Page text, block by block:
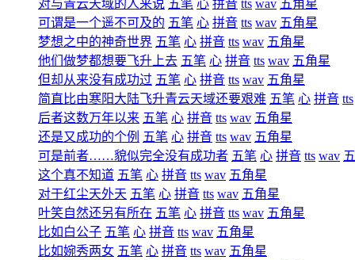
对与青云天域的人来说 五笔 心 拼音 tts wav 五角星
可谓是一个遥不可及的 五笔 心 拼音 tts wav 五角星
梦想之中的神奇世界 五笔 心 拼音 tts wav 五角星
他们做梦都想要飞升上去 五笔 心 拼音 tts wav 五角星
但却从来没有成功过 五笔 心 拼音 tts wav 五角星
简直比由寒阳大陆飞升青云天域还要艰难 五笔 心 拼音 tts
后者这数万年以来 五笔 心 拼音 tts wav 五角星
还是又成功的个例 五笔 心 拼音 tts wav 五角星
可是前者……貌似完全没有成功者 五笔 心 拼音 tts wav
这个真不知道 五笔 心 拼音 tts wav 五角星
对于红尘天外天 五笔 心 拼音 tts wav 五角星
叶笑自然还另有所在 五笔 心 拼音 tts wav 五角星
比如白公子 五笔 心 拼音 tts wav 五角星
比如婉秀两女 五笔 心 拼音 tts wav 五角星